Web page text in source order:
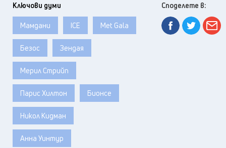
Ключови думи
Мамдани ICE Met Gala
Безос Зендая
Мерил Стрийп
Парис Хилтон Бионсе
Никол Кидман
Анна Уинтур
Споделете в: